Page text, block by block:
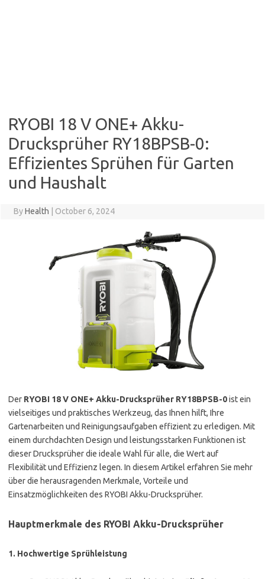
RYOBI 18 V ONE+ Akku-
Drucksprüher RY18BPSB-0:
Effizientes Sprühen für Garten
und Haushalt
ByHealth October 6, 2024
Der RYOBI 18 V ONE+ Akku-Drucksprüher RY18BPSB-0ist ein
vielseitiges und praktisches Werkzeug, das Ihnen hilft, Ihre
Gartenarbeiten und Reinigungsaufgaben effizient zu erledigen. Mit
einem durchdachten Design und leistungsstarken Funktionen ist
dieser Drucksprüher die ideale Wahl für alle, die Wert auf
Flexibilität und Effizienz legen. In diesem Artikel erfahren Sie mehr
über die herausragenden Merkmale, Vorteile und
Einsatzmöglichkeiten des RYOBI Akku-Drucksprüher.
Hauptmerkmale des RYOBI Akku-Drucksprüher
1. Hochwertige Sprühleistung